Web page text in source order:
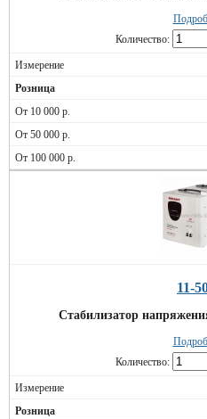
Количество:
11-
Стабилизатор
Количество: